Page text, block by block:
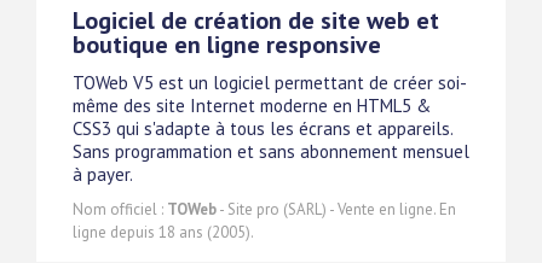
Logiciel de création de site web et
boutique en ligne responsive
TOWeb V5 est un logiciel permettant de créer soi-
même des site Internet moderne en HTML5 &
CSS3 qui s'adapte à tous les écrans et appareils.
Sans programmation et sans abonnement mensuel
à payer.
Nom officiel : TOWeb- Site pro (SARL) - Vente en ligne. En
ligne depuis 18 ans (2005).